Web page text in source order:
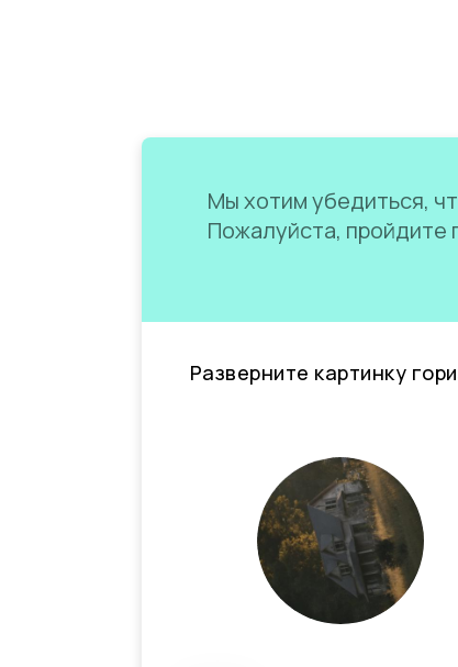
Мы хотим убедиться,
Пожалуйста, пройдите
Разверните картинку